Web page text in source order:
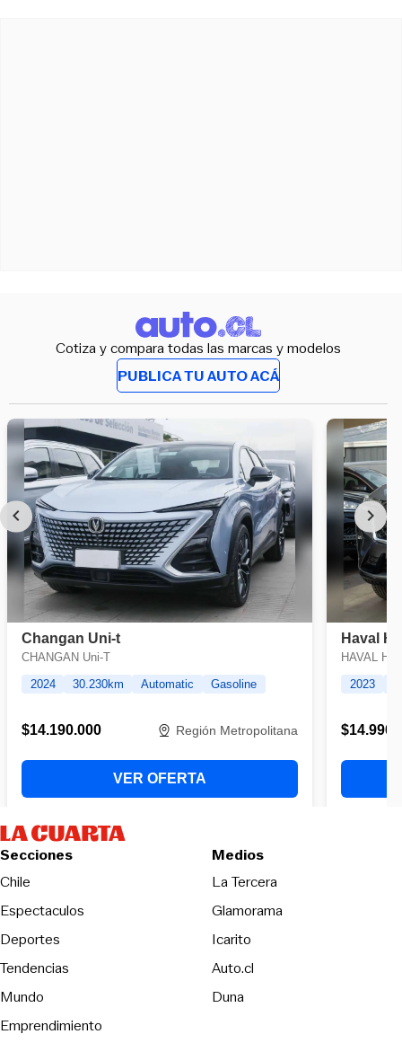
Cotiza y compara todas las marcas y modelos
PUBLICA TU AUTO ACÁ
Secciones
Chile
Espectaculos
Deportes
Tendencias
Mundo
Emprendimiento
Medios
La TerceraOpens in new
Glamorama
Icarito
Auto.cl
DunaOpens in new window